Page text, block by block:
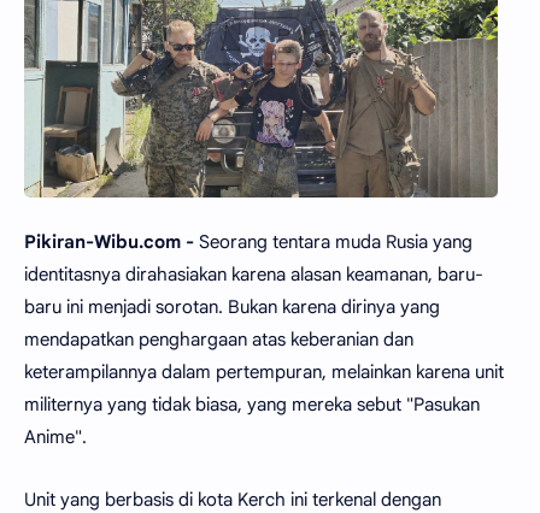
Pikiran-Wibu.com - Seorang tentara muda Rusia yang
identitasnya dirahasiakan karena alasan keamanan, baru-
baru ini menjadi sorotan. Bukan karena dirinya yang
mendapatkan penghargaan atas keberanian dan
keterampilannya dalam pertempuran, melainkan karena unit
militernya yang tidak biasa, yang mereka sebut "Pasukan
Anime".
Unit yang berbasis di kota Kerch ini terkenal dengan